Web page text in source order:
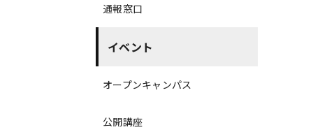
通報窓口
イベント
オープンキャンパス
公開講座